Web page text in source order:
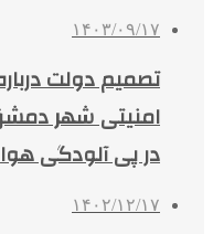
۱۴۰۳/۰۹/۱۷
تصمیم دولت
امنیتی شهر
در پی آلودگی هوا
۱۴۰۲/۱۲/۱۷